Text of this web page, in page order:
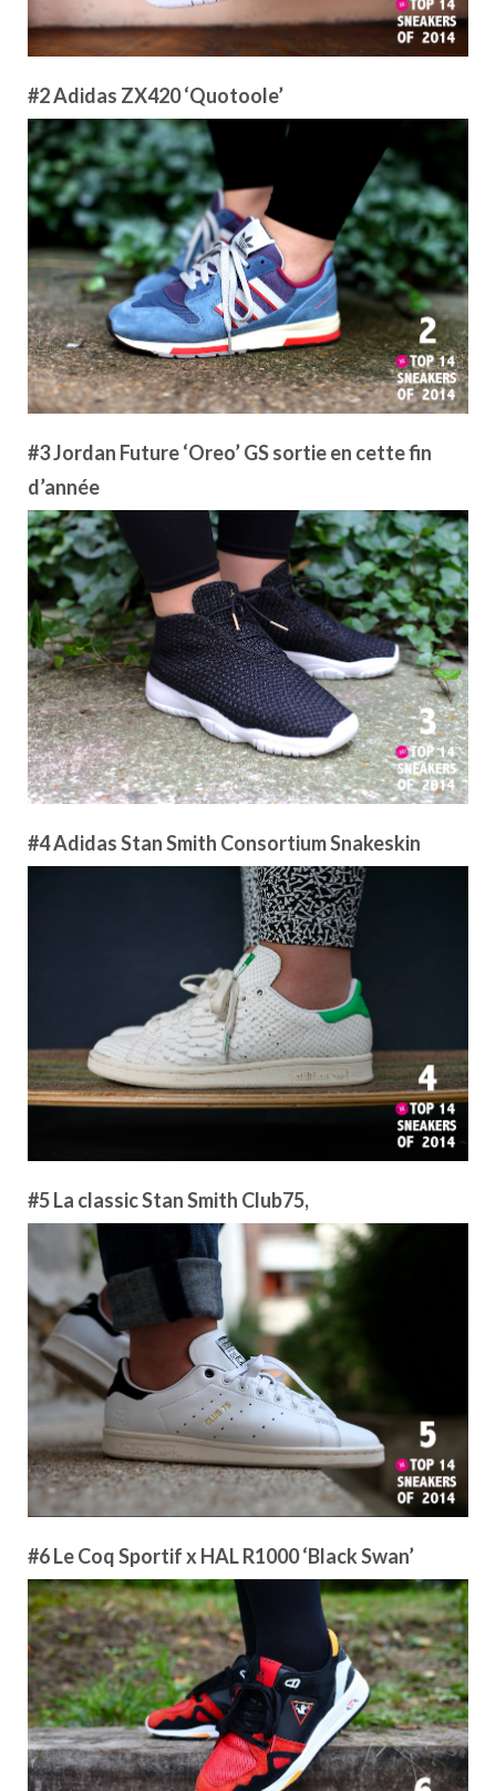
#2 Adidas ZX420 ‘Quotoole’
#3 Jordan Future ‘Oreo’ GS sortie en cette fin
d’année
#4 Adidas Stan Smith Consortium Snakeskin
#5 La classic Stan Smith Club75,
#6 Le Coq Sportif x HAL R1000 ‘Black Swan’